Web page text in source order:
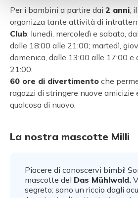
Per i bambini a partire dai 2 anni ,
organizza tante attività di
Club: lunedì, mercoledì e sabato,
dalle 18:00 alle 21:00; martedì,
domenica, dalle 13:00 alle 17:00 e
21:00.
60 ore di divertimento che
ragazzi di stringere nuove amicizie
qualcosa di nuovo.
La nostra mascotte Milli
Piacere di conoscervi bimbi!
mascotte del Das Mühlwald.
segreto: sono un riccio dagli